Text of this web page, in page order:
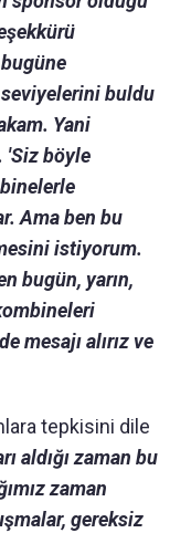
buldu
Yani
'Siz böyle
Ama ben bu
istiyorum.
bugün, yarın,
mesajı alırız ve
tepkisini dile
aldığı zaman bu
zaman
gereksiz